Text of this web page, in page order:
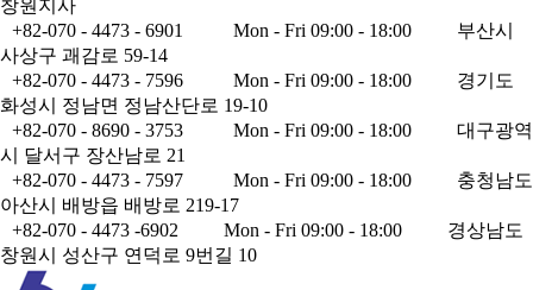
창원지사
+82-070 - 4473 - 6901
Mon - Fri 09:00 - 18:00
부산시
사상구 괘감로 59-14
+82-070 - 4473 - 7596
Mon - Fri 09:00 - 18:00
경기도
화성시 정남면 정남산단로 19-10
+82-070 - 8690 - 3753
Mon - Fri 09:00 - 18:00
대구광역
시 달서구 장산남로 21
+82-070 - 4473 - 7597
Mon - Fri 09:00 - 18:00
충청남도
아산시 배방읍 배방로 219-17
+82-070 - 4473 -6902
Mon - Fri 09:00 - 18:00
경상남도
창원시 성산구 연덕로 9번길 10